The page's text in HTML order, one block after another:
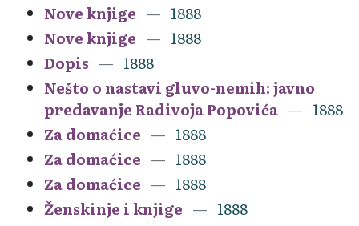
Nove knjige
1888
Nove knjige
1888
Dopis
1888
Nešto o nastavi gluvo-nemih: javno
predavanje Radivoja Popovića
1888
Za domaćice
1888
Za domaćice
1888
Za domaćice
1888
Ženskinje i knjige
1888